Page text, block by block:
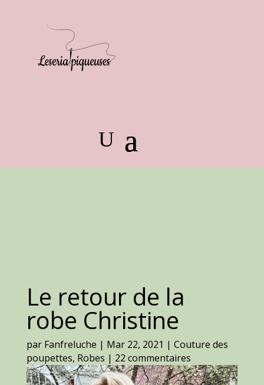
Le retour de la
robe Christine
par Fanfreluche | Mar 22, 2021 | Couture des
poupettes, Robes | 22 commentaires